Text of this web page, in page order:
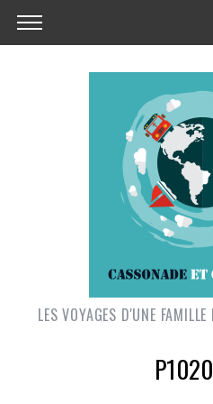
LES VOYAGES D'UNE